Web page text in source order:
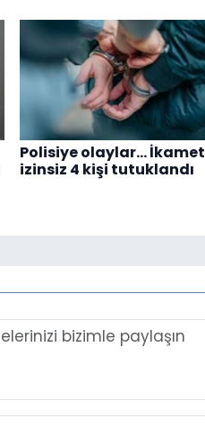
Polisiye olaylar… İkamet
izinsiz 4 kişi tutuklandı